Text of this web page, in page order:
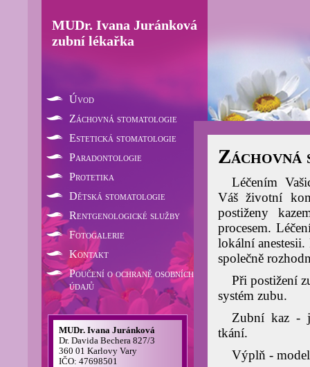
MUDr. Ivana Juránková
zubní lékařka
Úvod
Záchovná stomatologie
Estetická stomatologie
Paradontologie
Protetika
Dětská stomatologie
Rentgenologické služby
Fotogalerie
Kontakt
Poučení o ochraně osobních
údajů
MUDr. Ivana Juránková
Dr. Davida Bechera 827/3
360 01 Karlovy Vary
IČO: 47698501
Léčením
Váš životní
postiženy
procesem.
lokální anestesii.
společně
Při postižení
systém zubu.
Zubní kaz -
tkání.
Výplň -